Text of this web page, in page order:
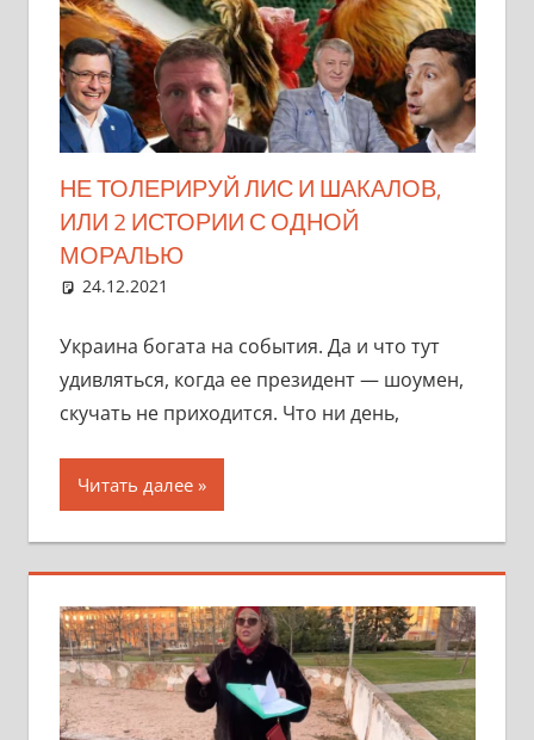
НЕ ТОЛЕРИРУЙ ЛИС И ШАКАЛОВ,
ИЛИ 2 ИСТОРИИ С ОДНОЙ
МОРАЛЬЮ
24.12.2021
Украина богата на события. Да и что тут
удивляться, когда ее президент — шоумен,
скучать не приходится. Что ни день,
Читать далее